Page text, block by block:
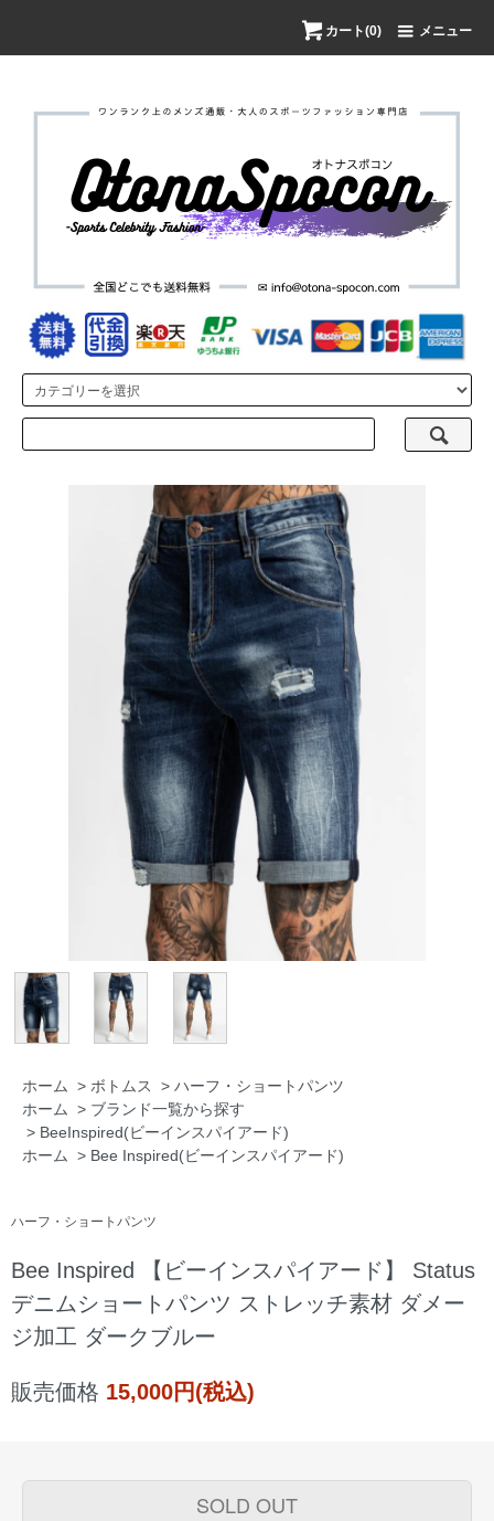
カート(0) メニュー
ホーム > ボトムス > ハーフ・ショートパンツ
ホーム
> ブランド一覧から探す
> BeeInspired(ビーインスパイアード)
ホーム
> Bee Inspired(ビーインスパイアード)
ハーフ・ショートパンツ
Bee Inspired 【ビーインスパイアード】 Status
デニムショートパンツ ストレッチ素材 ダメー
ジ加工 ダークブルー
販売価格 15,000円(税込)
SOLD OUT